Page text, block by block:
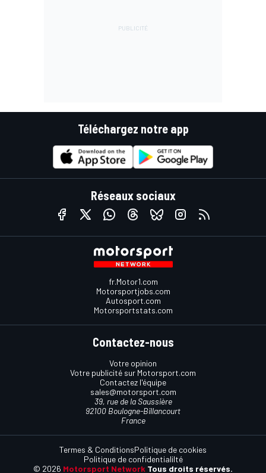
Téléchargez notre app
Réseaux sociaux
fr.Motor1.com
Motorsportjobs.com
Autosport.com
Motorsportstats.com
Contactez-nous
Votre opinion
Votre publicité sur Motorsport.com
Contactez l'équipe
sales@motorsport.com
39, rue de la Saussière
92100 Boulogne-Billancourt
France
© 2026 Motorsport Network Tous droits réservés.
Termes & ConditionsPolitique de cookies
Politique de confidentialilté